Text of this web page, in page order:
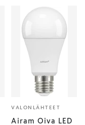
VALONLÄHTEET
Airam Oiva LED